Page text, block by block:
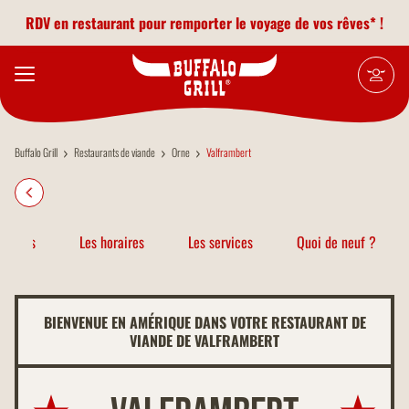
RDV en restaurant pour remporter le voyage de vos rêves* !
Buffalo Grill Restaurants de viande Orne Valframbert
Les horaires Les services Quoi de neuf ?
BIENVENUE EN AMÉRIQUE DANS VOTRE RESTAURANT DE
VIANDE DE VALFRAMBERT